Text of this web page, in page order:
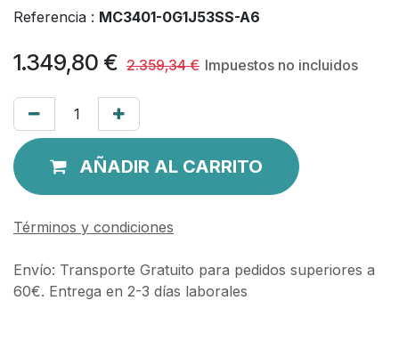
Referencia : MC3401-0G1J53SS-A6
1.349,80 € 2.359,34€ Impuestos no incluidos
AÑADIR AL CARRITO
Términos y condiciones
Envío: Transporte Gratuito para pedidos superiores a
60€. Entrega en 2-3 días laborales